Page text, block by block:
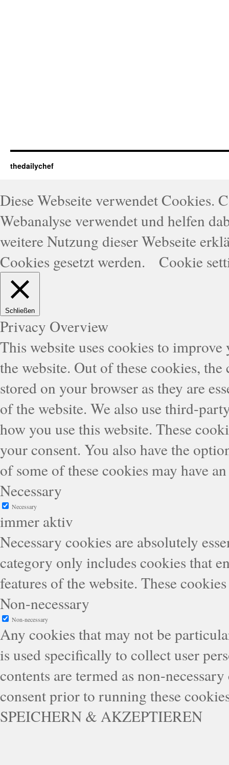
thedailychef
Diese Webseite verwendet Cookies.
Webanalyse verwendet und helfen
weitere Nutzung dieser Webseite
Cookies gesetzt werden.
Cookie
Schließen
Privacy Overview
This website uses cookies to
the website. Out of these cookies,
stored on your browser as they are
of the website. We also use third-
how you use this website. These
your consent. You also have the
of some of these cookies may have
Necessary
Necessary
immer aktiv
Necessary cookies are absolutely
category only includes cookies that
features of the website. These
Non-necessary
Non-necessary
Any cookies that may not be
is used specifically to collect user
contents are termed as non-
consent prior to running these
SPEICHERN & AKZEPTIEREN